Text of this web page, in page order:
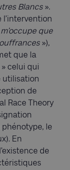
Blancs».
l’intervention
que
»),
que la
celui qui
utilisation
de
Race Theory
le
En
de